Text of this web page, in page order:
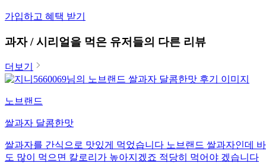
가입하고 혜택 받기
과자 / 시리얼을 먹은 유저들의 다른 리뷰
더보기
노브랜드
쌀과자 달콤한맛
쌀과자를 간식으로 맛있게 먹었습니다 노브랜드 쌀과자인데
도 많이 먹으면 칼로리가 높아지겠죠 적당히 먹어야 겠습니다